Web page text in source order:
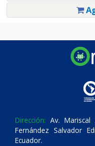
Dirección: Av.
Fernández Salvador
Ecuador.